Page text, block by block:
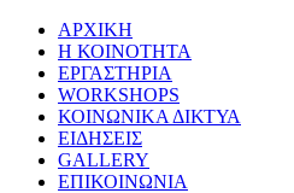
ΑΡΧΙΚΗ
Η ΚΟΙΝΟΤΗΤΑ
ΕΡΓΑΣΤΗΡΙΑ
WORKSHOPS
ΚΟΙΝΩΝΙΚΑ ΔΙΚΤΥΑ
ΕΙΔΗΣΕΙΣ
GALLERY
ΕΠΙΚΟΙΝΩΝΙΑ